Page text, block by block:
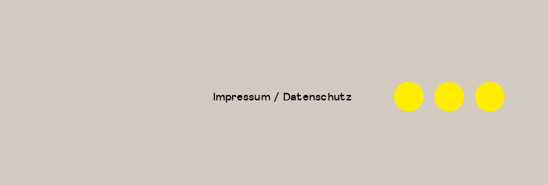
Impressum / Datenschutz
FacebookInstagramLinkedin